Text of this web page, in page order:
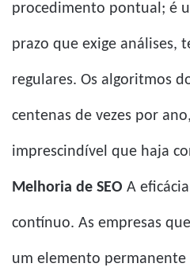
procedimento pontual; é
prazo que exige análises,
regulares. Os algoritmos
centenas de vezes por
imprescindível que haja
Melhoria de SEO A
contínuo. As empresas
um elemento permanente